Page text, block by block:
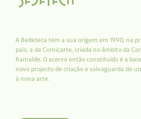
A Bedeteca tem a sua origem em 1990, na
país, a da Comicarte, criada no âmbito da
Ramalde. O acervo então constituído é a
novo projecto de criação e salvaguarda de
à nona arte.